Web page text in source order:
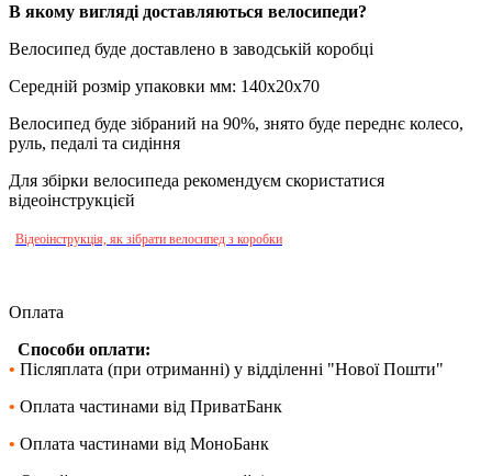
В якому вигляді доставляються велосипеди?
Велосипед буде доставлено в заводській коробці
Середній розмір упаковки мм: 140х20х70
Велосипед буде зібраний на 90%, знято буде переднє колесо,
руль, педалі та сидіння
Для збірки велосипеда рекомендуєм скористатися
відеоінструкцієй
Відеоінструкція, як зібрати велосипед з коробки
Оплата
Способи оплати:
• Післяплата (при отриманні) у відділенні "Нової Пошти"
• Оплата частинами від ПриватБанк
• Оплата частинами від МоноБанк